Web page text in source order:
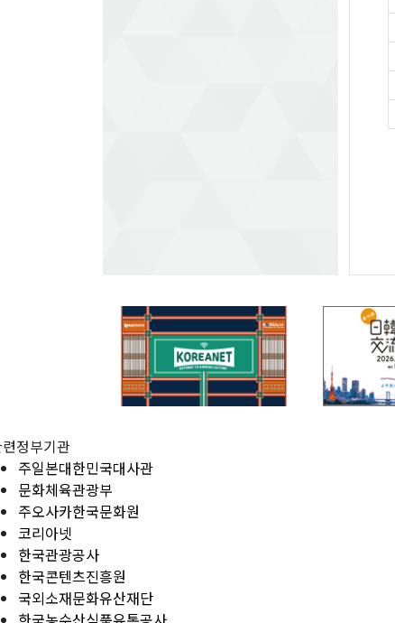
정부기관
주일본대한민국대사관
문화체육관광부
주오사카한국문화원
코리아넷
한국관광공사
한국콘텐츠진흥원
국외소재문화유산재단